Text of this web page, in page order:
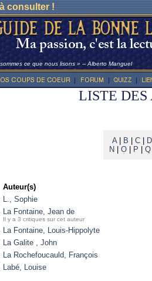
consulter !
ce que nous lisons » -- Alberto Manguel
LISTE DES
A| B C
D
N
O| P Q
Auteur(s)
L., Sophie
La Fontaine, Jean de
Il y a 3 critiques sur cet auteur
La Fontaine, Louis-Hippolyte
La Galite , John
La Rochefoucauld, François
Labé, Louise